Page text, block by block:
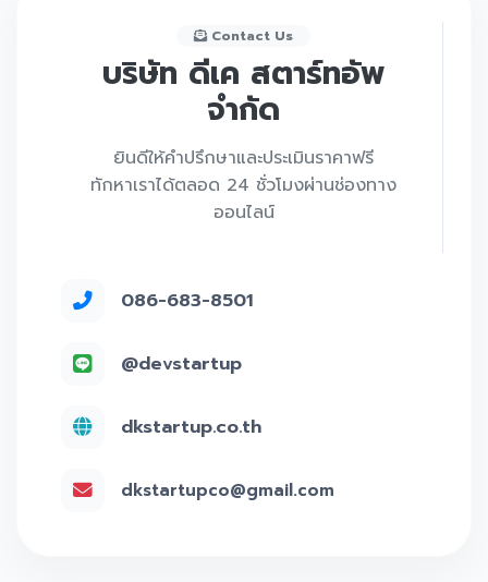
Contact Us
บริษัท ดีเค สตาร์ทอัพ
จำกัด
ยินดีให้คำปรึกษาและประเมินราคาฟรี
ทักหาเราได้ตลอด 24 ชั่วโมงผ่านช่องทาง
ออนไลน์
086-683-8501
@devstartup
dkstartup.co.th
dkstartupco@gmail.com